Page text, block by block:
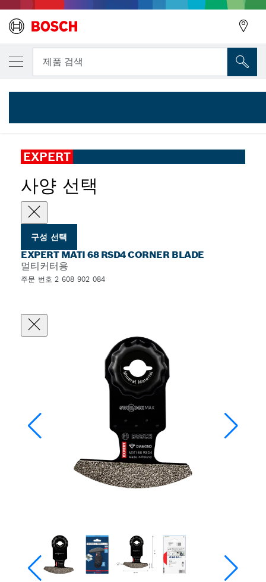
제품 검색
... EXPERT MATI 68 RSD4 Corner Blade
EXPERT
사양 선택
구성 선택
EXPERT MATI 68 RSD4 CORNER BLADE
멀티커터용
주문 번호 2 608 902 084
선택한 변형
EXPERT MATI 68 RSD4 코너 날, 68 x 10mm
2 608 902 084